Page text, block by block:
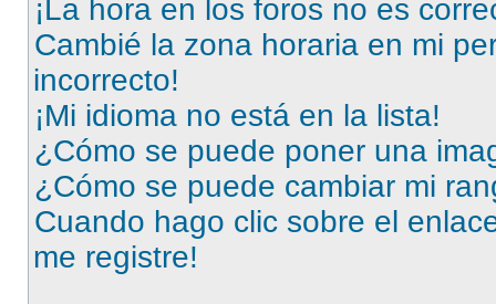
¡La hora en los foros no es
Cambié la zona horaria en mi
incorrecto!
¡Mi idioma no está en la lista!
¿Cómo se puede poner una
¿Cómo se puede cambiar mi
Cuando hago clic sobre el
me registre!